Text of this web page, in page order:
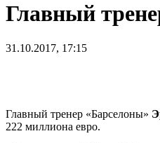
Главный
31.10.2017, 17:15
Главный тренер «Барселоны»
222 миллиона евро.